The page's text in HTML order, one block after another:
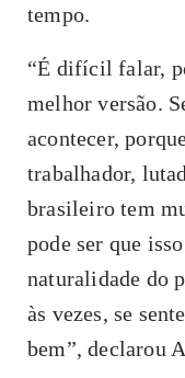
tempo.
“É difícil falar,
melhor versão.
acontecer,
trabalhador,
brasileiro tem
pode ser que
naturalidade do
às vezes, se
bem”, declarou